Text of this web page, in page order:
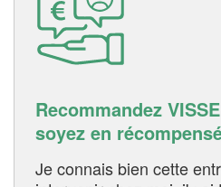
Recommandez
soyez en
Je connais bien cette